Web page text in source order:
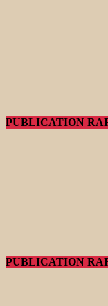
PUBLICATION
PUBLICATION